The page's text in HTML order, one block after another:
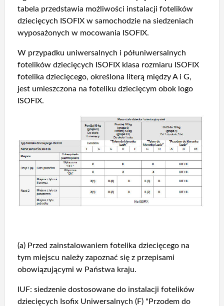
tabela przedstawia możliwości instalacji fotelików
dziecięcych ISOFIX w samochodzie na siedzeniach
wyposażonych w mocowania ISOFIX.
W przypadku uniwersalnych i półuniwersalnych
fotelików dziecięcych ISOFIX klasa rozmiaru ISOFIX
fotelika dziecięcego, określona literą między A i G,
jest umieszczona na foteliku dziecięcym obok logo
ISOFIX.
(a) Przed zainstalowaniem fotelika dziecięcego na
tym miejscu należy zapoznać się z przepisami
obowiązującymi w Państwa kraju.
IUF: siedzenie dostosowane do instalacji fotelików
dziecięcych Isofix Uniwersalnych (F) "Przodem do